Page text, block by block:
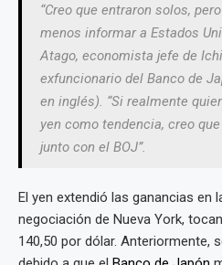
“Creo que entraron solos,
menos informar a Estados
Atago, economista jefe de
exfuncionario del Banco de
en inglés). “Si realmente
yen como tendencia, creo
junto con el BOJ”.
El yen extendió las ganancias en
negociación de Nueva York,
140,50 por dólar. Anteriormente,